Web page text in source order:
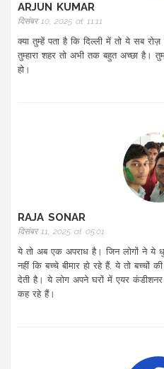
ARJUN KUMAR
दिसंबर 10, 2025 at 11:11
क्या तुम्हें पता है कि दिल्ली में तो ये सब
तुम्हारा शहर तो अभी तक बहुत अच्छा है।
हो।
RAJA SONAR
दिसंबर 11, 2025 at 05:01
ये तो अब एक अपराध है। जिन लोगों ने ये
नहीं कि बच्चे बीमार हो रहे हैं, ये तो बच्चों
देती है। ये लोग अपने घरों में एयर
कह रहे हैं।